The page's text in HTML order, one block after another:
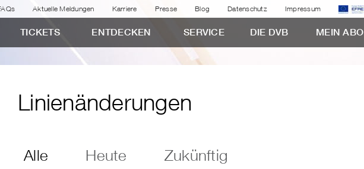
Aktuelle Meldungen Karriere Presse Blog Datenschutz Impressum
TICKETS ENTDECKEN SERVICE DIE DVB MEIN ABO
Linienänderungen
Alle Heute Zukünftig